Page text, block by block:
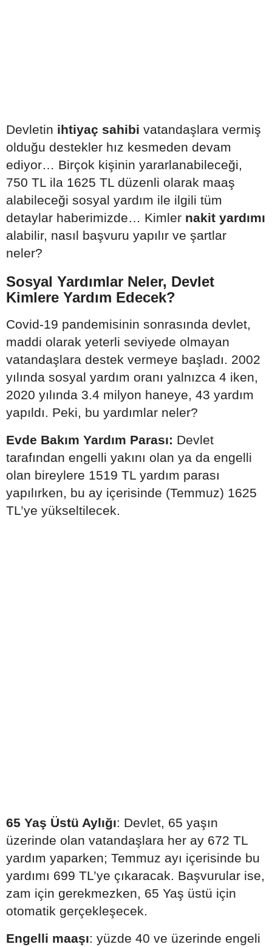
Devletin ihtiyaç sahibi vatandaşlara vermiş
olduğu destekler hız kesmeden devam
ediyor… Birçok kişinin yararlanabileceği,
750 TL ila 1625 TL düzenli olarak maaş
alabileceği sosyal yardım ile ilgili tüm
detaylar haberimizde… Kimler nakit yardımı
alabilir, nasıl başvuru yapılır ve şartlar
neler?
Sosyal Yardımlar Neler, Devlet
Kimlere Yardım Edecek?
Covid-19 pandemisinin sonrasında devlet,
maddi olarak yeterli seviyede olmayan
vatandaşlara destek vermeye başladı. 2002
yılında sosyal yardım oranı yalnızca 4 iken,
2020 yılında 3.4 milyon haneye, 43 yardım
yapıldı. Peki, bu yardımlar neler?
Evde Bakım Yardım Parası: Devlet
tarafından engelli yakını olan ya da engelli
olan bireylere 1519 TL yardım parası
yapılırken, bu ay içerisinde (Temmuz) 1625
TL’ye yükseltilecek.
65 Yaş Üstü Aylığı: Devlet, 65 yaşın
üzerinde olan vatandaşlara her ay 672 TL
yardım yaparken; Temmuz ayı içerisinde bu
yardımı 699 TL’ye çıkaracak. Başvurular ise,
zam için gerekmezken, 65 Yaş üstü için
otomatik gerçekleşecek.
Engelli maaşı: yüzde 40 ve üzerinde engeli